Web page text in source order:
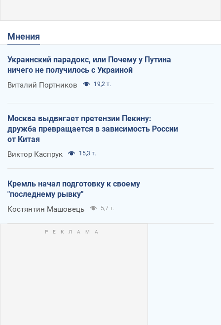
Мнения
Украинский парадокс, или Почему у Путина
ничего не получилось с Украиной
Виталий Портников 19,2 т.
Москва выдвигает претензии Пекину:
дружба превращается в зависимость России
от Китая
Виктор Каспрук 15,3 т.
Кремль начал подготовку к своему
"последнему рывку"
Костянтин Машовець 5,7 т.